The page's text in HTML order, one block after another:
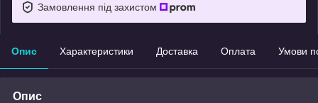
Замовлення під захистом
Опис Характеристики Доставка Оплата Умови
Опис